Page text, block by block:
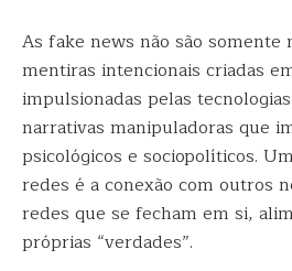
As fake news não são somente
mentiras intencionais criadas
impulsionadas pelas
narrativas manipuladoras que
psicológicos e sociopolíticos.
redes é a conexão com outros
redes que se fecham em si,
próprias “verdades”.